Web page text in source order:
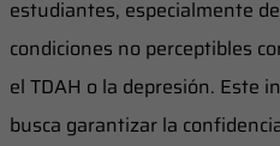
estudiantes, especialmente
condiciones no perceptibles
el TDAH o la depresión. Este
busca garantizar la